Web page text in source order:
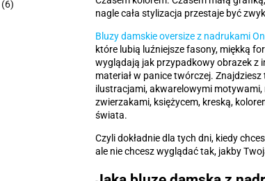
(6)
nagle cała stylizacja przestaje być
Bluzy damskie oversize z nadrukami
które lubią luźniejsze fasony, miękką
wyglądają jak przypadkowy obrazek z
materiał w panice twórczej.
ilustracjami, akwarelowymi motywami,
zwierzakami, księżycem, kreską,
świata.
Czyli dokładnie dla tych dni, kiedy
ale nie chcesz wyglądać tak, jakby